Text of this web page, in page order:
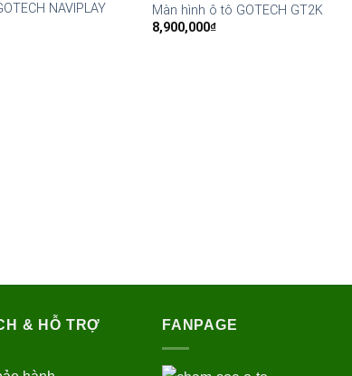
NAVIPLAY
Màn hình ô tô GOTECH GT2K
8,900,000₫
& HỖ TRỢ FANPAGE